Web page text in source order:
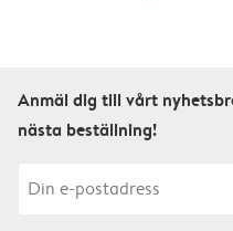
Anmäl dig till vårt
nästa beställning!